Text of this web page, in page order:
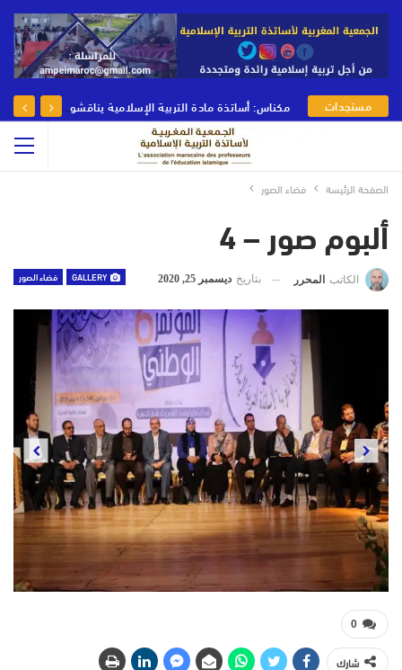
مستجدات
الجمعية
مكناس: أساتذة مادة التربية الإسلامية يناقشون رهانات وأدوار مادة التربية الإسلامية في يومها الوطني
الصفحة الرئيسة فضاء الصور
ألبوم صور – 4
فضاء الصور الكاتب المحرر بتاريخ ديسمبر 25, 2020
Previous Next
0
شارك